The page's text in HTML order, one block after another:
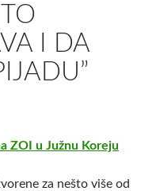
I DA
ZOI u Južnu Koreju
za nešto više od